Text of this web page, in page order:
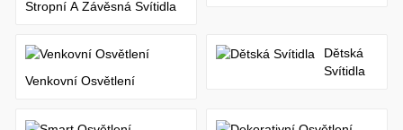
Stropní A Závěsná Svítidla
Venkovní Osvětlení
Dětská
Svítidla